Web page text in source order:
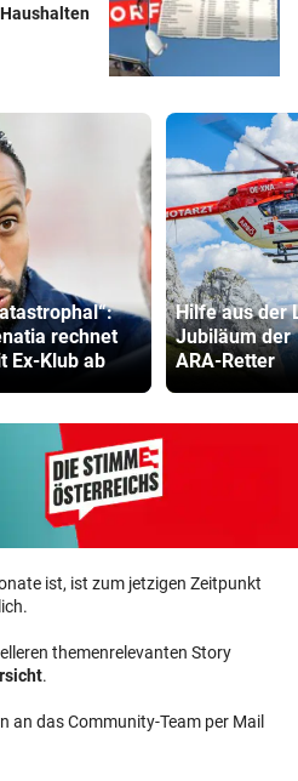
rechnet
Ex-Klub ab
Hilfe aus der
Jubiläum der
ARA-Retter
ist, ist zum jetzigen Zeitpunkt
themenrelevanten Story
.
an das Community-Team per Mail